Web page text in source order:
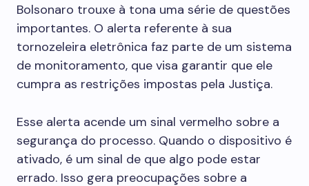
Bolsonaro trouxe à tona uma série de questões
importantes. O alerta referente à sua
tornozeleira eletrônica faz parte de um sistema
de monitoramento, que visa garantir que ele
cumpra as restrições impostas pela Justiça.
Esse alerta acende um sinal vermelho sobre a
segurança do processo. Quando o dispositivo é
ativado, é um sinal de que algo pode estar
errado. Isso gera preocupações sobre a